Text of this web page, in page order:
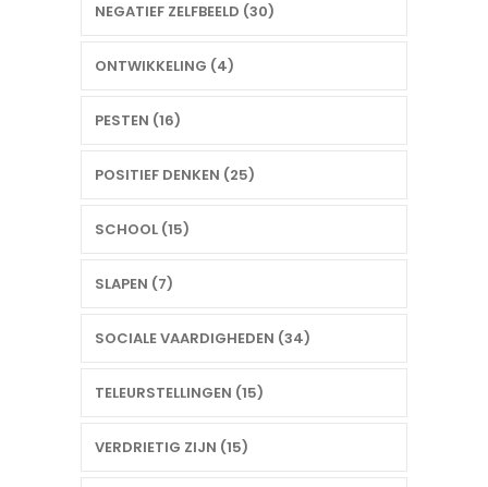
NEGATIEF ZELFBEELD (30)
ONTWIKKELING (4)
PESTEN (16)
POSITIEF DENKEN (25)
SCHOOL (15)
SLAPEN (7)
SOCIALE VAARDIGHEDEN (34)
TELEURSTELLINGEN (15)
VERDRIETIG ZIJN (15)